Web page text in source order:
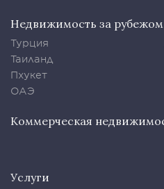
Недвижимость за рубежом
Турция
Таиланд
Пхукет
ОАЭ
Коммерческая
Услуги